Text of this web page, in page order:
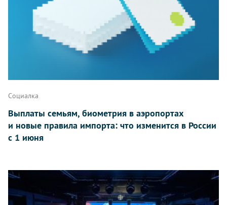
Социалка
Выплаты семьям, биометрия в аэропортах
и новые правила импорта: что изменится в России
с 1 июня